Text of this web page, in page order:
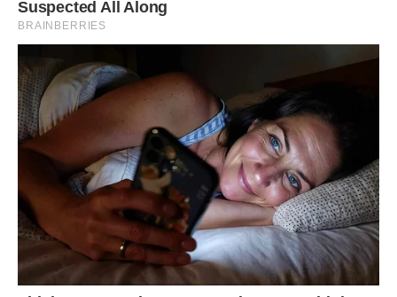
Але ввечері довго думала над її словами.
Можливо, вона мала рацію.
Бо дедалі частіше саме я перевіряла уроки, готувала
вечерю, слухала дитячі історії та вкладала малих спати.